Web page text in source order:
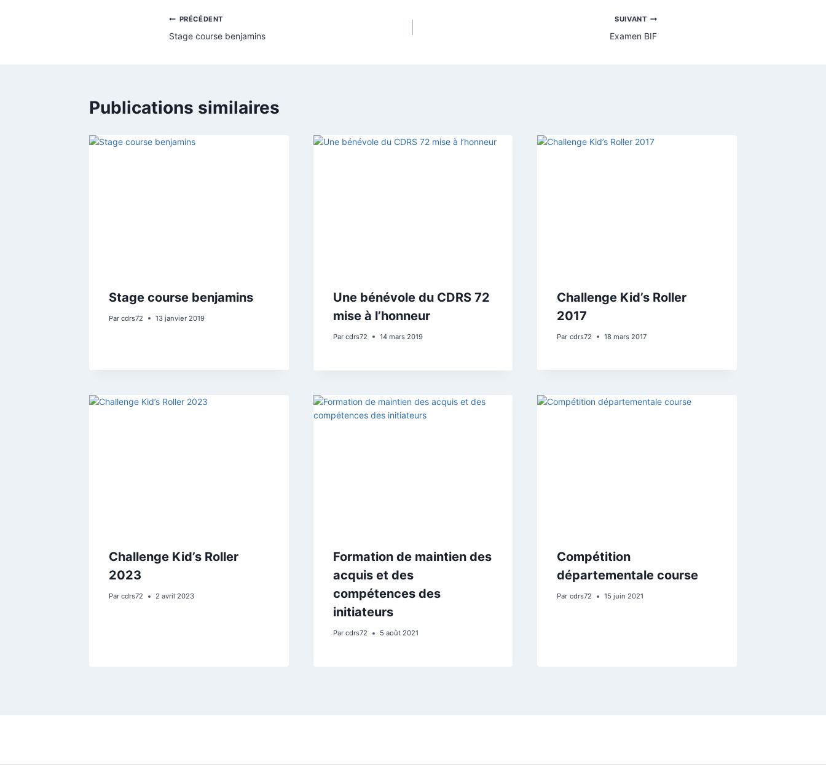
Navigation
PRÉCÉDENT
Stage course benjamins
SUIVANT
Examen BIF
Publications similaires
Stage course benjamins
Par cdrs72 13 janvier 2019
Une bénévole du CDRS 72
mise à l’honneur
Par cdrs72 14 mars 2019
Challenge Kid’s Roller
2017
Par cdrs72 18 mars 2017
Challenge Kid’s Roller
2023
Par cdrs72 2 avril 2023
Formation de maintien des
acquis et des
compétences des
initiateurs
Par cdrs72 5 août 2021
Compétition
départementale course
Par cdrs72 15 juin 2021